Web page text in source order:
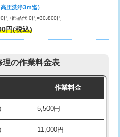
8,800円～
11,000円+材料費
16,500円+材料費
キ
13,200円+材料費
圧洗浄3ｍ迄）
円+部品代 0円=30,800円
円(税込)
理の作業料金表
作業料金
5,500円
11,000円